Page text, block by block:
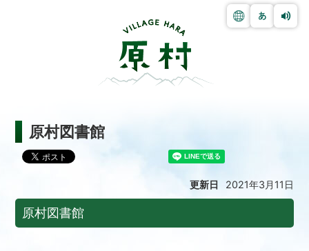
原村図書館
更新日 2021年3月11日
原村図書館